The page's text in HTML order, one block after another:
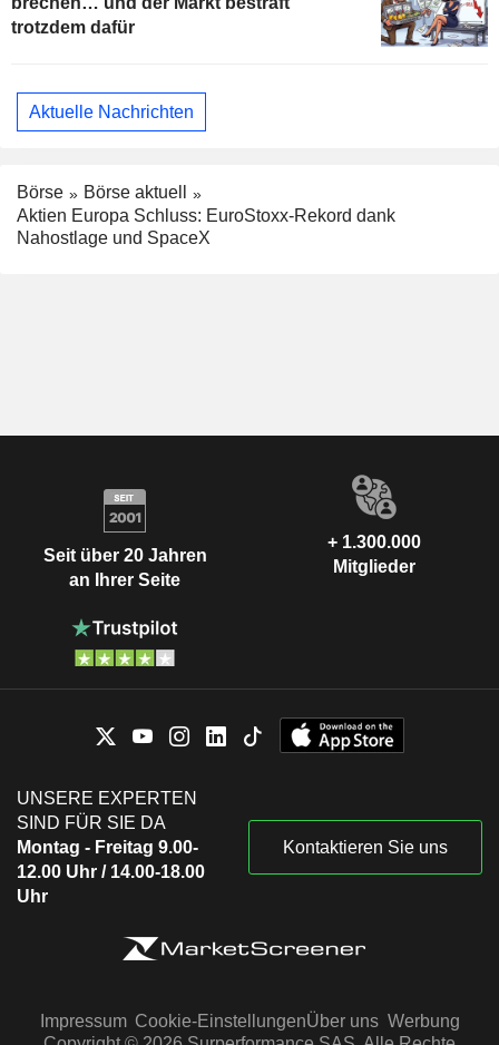
trotzdem dafür
Aktuelle Nachrichten
Börse
Börse aktuell
Aktien Europa Schluss: EuroStoxx-Rekord dank
Nahostlage und SpaceX
Seit über 20 Jahren
an Ihrer Seite
+ 1.300.000
Mitglieder
UNSERE EXPERTEN
SIND FÜR SIE DA
Montag - Freitag 9.00-
12.00 Uhr / 14.00-18.00
Uhr
Kontaktieren Sie uns
Impressum Cookie-EinstellungenÜber uns Werbung